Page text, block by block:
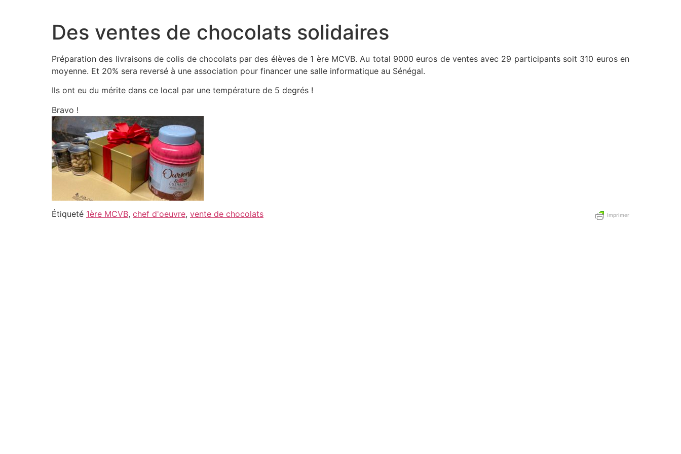
Des ventes de chocolats solidaires
Préparation des livraisons de colis de chocolats par des élèves de 1 ère MCVB. Au total 9000 euros de ventes avec 29 participants soit 310 euros en
moyenne. Et 20% sera reversé à une association pour financer une salle informatique au Sénégal.
Ils ont eu du mérite dans ce local par une température de 5 degrés !
Bravo !
Imprimer
Étiqueté 1ère MCVB, chef d'oeuvre, vente de chocolats